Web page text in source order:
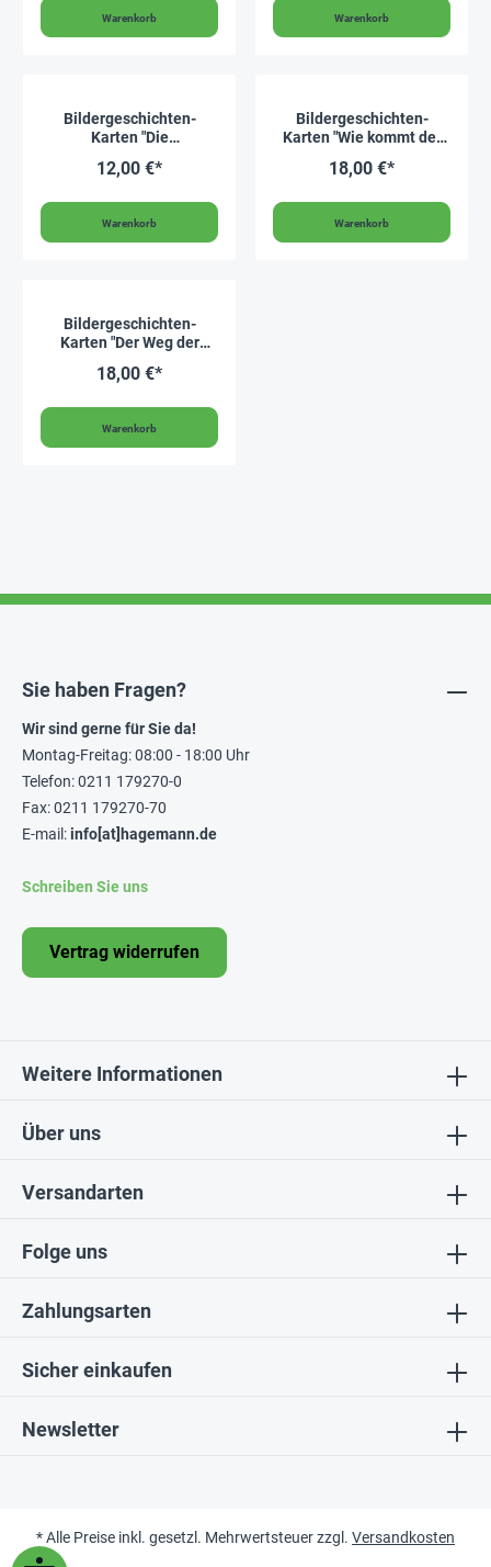
Warenkorb Warenkorb
Bildergeschichten-
Karten "Die
12,00 €*
Warenkorb
Bildergeschichten-
Karten "Wie kommt der
15-tlg.
18,00 €*
Warenkorb
Bildergeschichten-
Karten "Der Weg der
Körper", 12-tlg.
18,00 €*
Warenkorb
Folge uns
Sicher einkaufen
Über uns
Newsletter
Sie haben Fragen?
Wir sind gerne für Sie da!
Montag-Freitag: 08:00 - 18:00 Uhr
Telefon: 0211 179270-0
Fax: 0211 179270-70
E-mail:info[at]hagemann.de
Schreiben Sie uns
Vertrag widerrufen
Weitere Informationen
Zahlungsarten
Versandarten
* Alle Preise inkl. gesetzl. Mehrwertsteuer zzgl. Versandkosten